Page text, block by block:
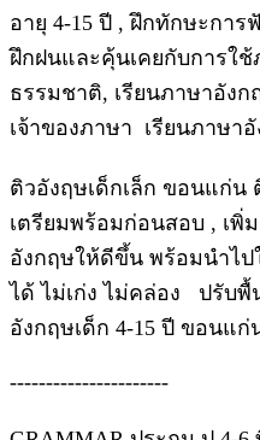
อายุ 4-15 ปี , ฝึกทักษะการ
ฝึกฝนและคุ้นเคยกับการใ
ธรรมชาติ, เรียนภาษาอัง
เจ้าของภาษา เรียนภาษา
ติวอังฤษเด็กเล็ก ขอนแก่น
เตรียมพร้อมก่อนสอบ , เพิ่
อังกฤษให้ดีขึ้น พร้อมนำไป
ได้ ไม่เก่ง ไม่คล่อง ปรับ
อังกฤษเด็ก 4-15 ปี ขอนแก่
----------------------